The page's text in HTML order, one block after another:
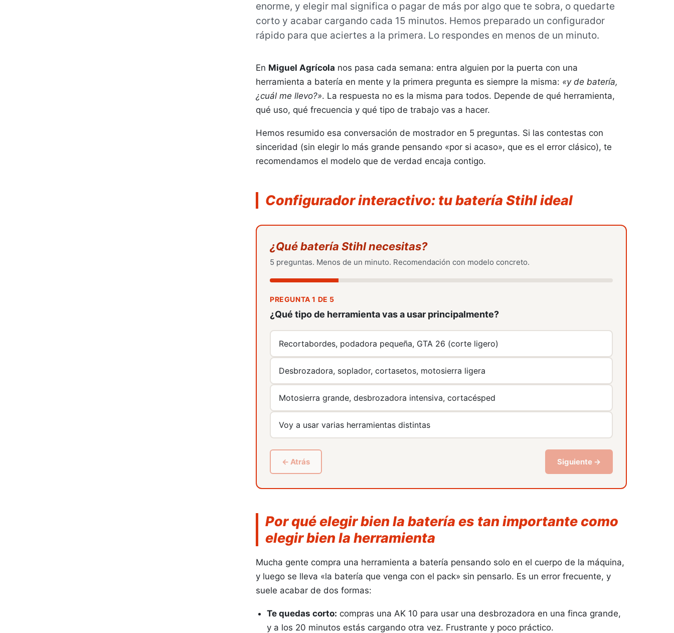
Podadoras
Cortacésped Cortasetos Herramientas de batería Tractores Cortacésped
Sopladores Escarificadores
Vialidad Invernal
Nuevos
enorme, y elegir mal significa o pagar de más por algo que te sobra, o quedarte
corto y acabar cargando cada 15 minutos. Hemos preparado un configurador
rápido para que aciertes a la primera. Lo respondes en menos de un minuto.
En Miguel Agrícola nos pasa cada semana: entra alguien por la puerta con una
herramienta a batería en mente y la primera pregunta es siempre la misma: «y de batería,
¿cuál me llevo?». La respuesta no es la misma para todos. Depende de qué herramienta,
qué uso, qué frecuencia y qué tipo de trabajo vas a hacer.
Hemos resumido esa conversación de mostrador en 5 preguntas. Si las contestas con
sinceridad (sin elegir lo más grande pensando «por si acaso», que es el error clásico), te
recomendamos el modelo que de verdad encaja contigo.
Configurador interactivo: tu batería Stihl ideal
¿Qué batería Stihl necesitas?
5 preguntas. Menos de un minuto. Recomendación con modelo concreto.
PREGUNTA 1 DE 5
¿Qué tipo de herramienta vas a usar principalmente?
Recortabordes, podadora pequeña, GTA 26 (corte ligero)
Desbrozadora, soplador, cortasetos, motosierra ligera
Motosierra grande, desbrozadora intensiva, cortacésped
Voy a usar varias herramientas distintas
← Atrás Siguiente →
Por qué elegir bien la batería es tan importante como
elegir bien la herramienta
Mucha gente compra una herramienta a batería pensando solo en el cuerpo de la máquina,
y luego se lleva «la batería que venga con el pack» sin pensarlo. Es un error frecuente, y
suele acabar de dos formas:
Te quedas corto: compras una AK 10 para usar una desbrozadora en una finca grande,
y a los 20 minutos estás cargando otra vez. Frustrante y poco práctico.